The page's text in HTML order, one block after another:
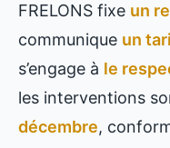
FRELONS fixe un
communique un
s’engage à le
les interventions
décembre,